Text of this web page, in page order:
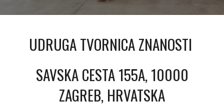
UDRUGA TVORNICA ZNANOSTI
SAVSKA CESTA 155A, 10000
ZAGREB, HRVATSKA